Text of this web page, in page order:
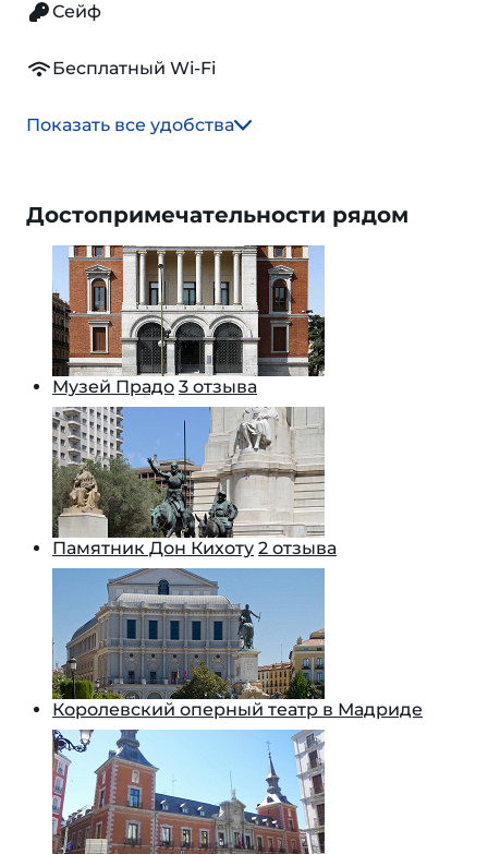
Сейф
Бесплатный Wi-Fi
Показать все удобства
Достопримечательности рядом
Музей Прадо 3 отзыва
Памятник Дон Кихоту 2 отзыва
Королевский оперный театр в Мадриде